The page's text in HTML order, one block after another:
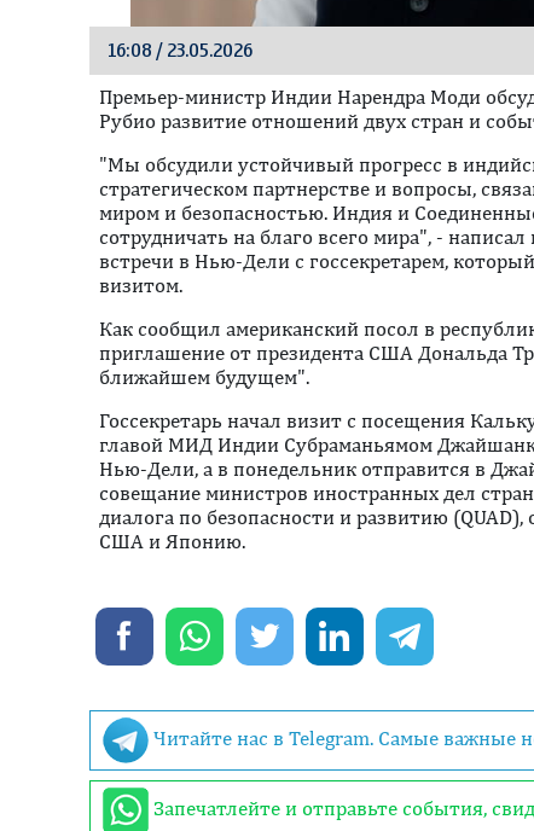
16:08 / 23.05.2026
Премьер-министр Индии Нарендра Моди
Рубио развитие отношений двух стран и
"Мы обсудили устойчивый прогресс в
стратегическом партнерстве и вопросы,
миром и безопасностью. Индия и
сотрудничать на благо всего мира", -
встречи в Нью-Дели с госсекретарем,
визитом.
Как сообщил американский посол в
приглашение от президента США Дональда
ближайшем будущем".
Госсекретарь начал визит с посещения
главой МИД Индии Субраманьямом
Нью-Дели, а в понедельник отправится в
совещание министров иностранных дел
диалога по безопасности и развитию
США и Японию.
Читайте нас в Telegram. Самые важные
Запечатлейте и отправьте события,